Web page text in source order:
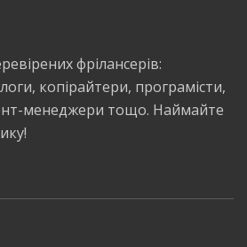
фрілансерів:
копірайтери, програмісти,
менеджери тощо. Наймайте